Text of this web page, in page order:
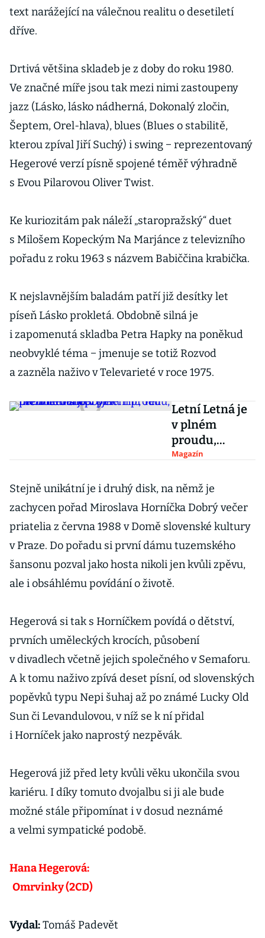
text narážející na válečnou realitu o desetiletí
dříve.
Drtivá většina skladeb je z doby do roku 1980.
Ve značné míře jsou tak mezi nimi zastoupeny
jazz (Lásko, lásko nádherná, Dokonalý zločin,
Šeptem, Orel-hlava), blues (Blues o stabilitě,
kterou zpíval Jiří Suchý) i swing − reprezentovaný
Hegerové verzí písně spojené téměř výhradně
s Evou Pilarovou Oliver Twist.
Ke kuriozitám pak náleží „staropražský“ duet
s Milošem Kopeckým Na Marjánce z televizního
pořadu z roku 1963 s názvem Babiččina krabička.
K nejslavnějším baladám patří již desítky let
píseň Lásko prokletá. Obdobně silná je
i zapomenutá skladba Petra Hapky na poněkud
neobvyklé téma − jmenuje se totiž Rozvod
a zazněla naživo v Televarieté v roce 1975.
Letní Letná je
v plném
proudu,
premiéru si
mezinárodní
projekt Hit,
Tell the
Difference
Magazín
Stejně unikátní je i druhý disk, na němž je
zachycen pořad Miroslava Horníčka Dobrý večer
priatelia z června 1988 v Domě slovenské kultury
v Praze. Do pořadu si první dámu tuzemského
šansonu pozval jako hosta nikoli jen kvůli zpěvu,
ale i obsáhlému povídání o životě.
Hegerová si tak s Horníčkem povídá o dětství,
prvních uměleckých krocích, působení
v divadlech včetně jejich společného v Semaforu.
A k tomu naživo zpívá deset písní, od slovenských
popěvků typu Nepi šuhaj až po známé Lucky Old
Sun či Levandulovou, v níž se k ní přidal
i Horníček jako naprostý nezpěvák.
Hegerová již před lety kvůli věku ukončila svou
kariéru. I díky tomuto dvojalbu si ji ale bude
možné stále připomínat i v dosud neznámé
a velmi sympatické podobě.
Hana Hegerová:
Omrvinky (2CD)
Vydal:Tomáš Padevět